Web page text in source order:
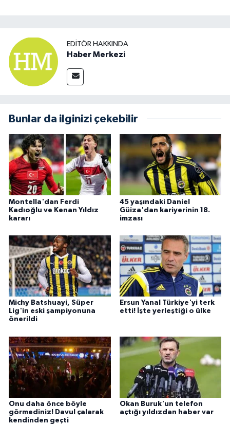
EDITÖR HAKKINDA
Haber Merkezi
Bunlar da ilginizi çekebilir
Montella'dan Ferdi
Kadıoğlu ve Kenan Yıldız
kararı
45 yaşındaki Daniel
Güiza'dan kariyerinin 18.
imzası
Michy Batshuayi, Süper
Lig'in eski şampiyonuna
önerildi
Ersun Yanal Türkiye'yi terk
etti! İşte yerleştiği o ülke
Onu daha önce böyle
görmediniz! Davul çalarak
kendinden geçti
Okan Buruk'un telefon
açtığı yıldızdan haber var